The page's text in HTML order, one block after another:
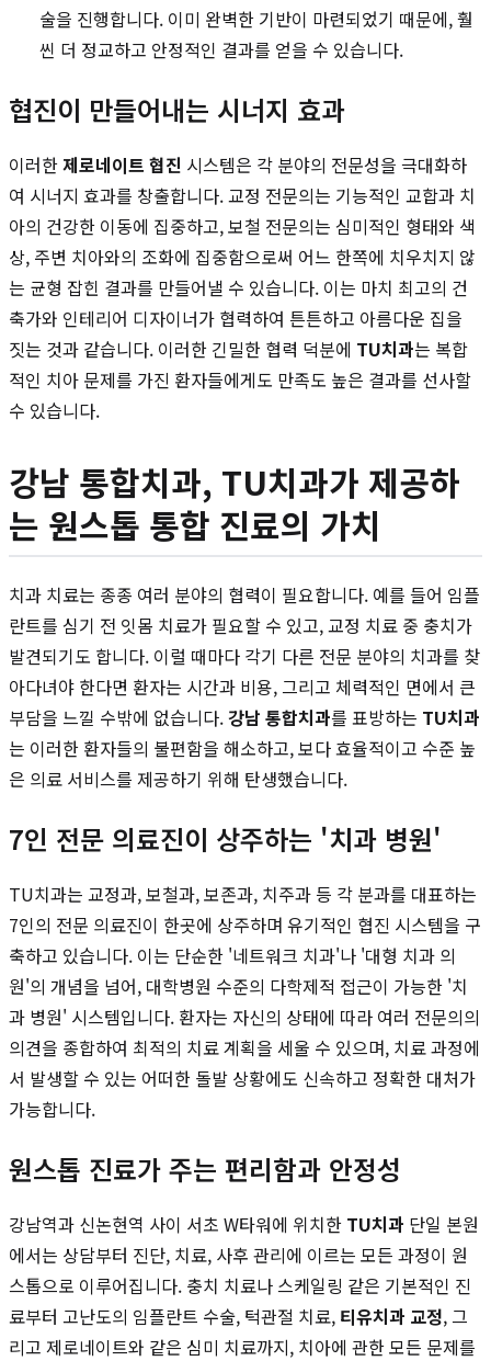
술을 진행합니다. 이미 완벽한 기반이 마련되었기 때문에, 훨
씬 더 정교하고 안정적인 결과를 얻을 수 있습니다.
협진이 만들어내는 시너지 효과
이러한제로네이트 협진 시스템은 각 분야의 전문성을 극대화하
여 시너지 효과를 창출합니다. 교정 전문의는 기능적인 교합과 치
아의 건강한 이동에 집중하고, 보철 전문의는 심미적인 형태와 색
상, 주변 치아와의 조화에 집중함으로써 어느 한쪽에 치우치지 않
는 균형 잡힌 결과를 만들어낼 수 있습니다. 이는 마치 최고의 건
축가와 인테리어 디자이너가 협력하여 튼튼하고 아름다운 집을
짓는 것과 같습니다. 이러한 긴밀한 협력 덕분에 TU치과는 복합
적인 치아 문제를 가진 환자들에게도 만족도 높은 결과를 선사할
수 있습니다.
강남 통합치과, TU치과가 제공하
는 원스톱 통합 진료의 가치
치과 치료는 종종 여러 분야의 협력이 필요합니다. 예를 들어 임플
란트를 심기 전 잇몸 치료가 필요할 수 있고, 교정 치료 중 충치가
발견되기도 합니다. 이럴 때마다 각기 다른 전문 분야의 치과를 찾
아다녀야 한다면 환자는 시간과 비용, 그리고 체력적인 면에서 큰
부담을 느낄 수밖에 없습니다.강남 통합치과를 표방하는 TU치과
는 이러한 환자들의 불편함을 해소하고, 보다 효율적이고 수준 높
은 의료 서비스를 제공하기 위해 탄생했습니다.
7인 전문 의료진이 상주하는 '치과 병원'
TU치과는 교정과, 보철과, 보존과, 치주과 등 각 분과를 대표하는
7인의 전문 의료진이 한곳에 상주하며 유기적인 협진 시스템을 구
축하고 있습니다. 이는 단순한 '네트워크 치과'나 '대형 치과 의
원'의 개념을 넘어, 대학병원 수준의 다학제적 접근이 가능한 '치
과 병원' 시스템입니다. 환자는 자신의 상태에 따라 여러 전문의의
의견을 종합하여 최적의 치료 계획을 세울 수 있으며, 치료 과정에
서 발생할 수 있는 어떠한 돌발 상황에도 신속하고 정확한 대처가
가능합니다.
원스톱 진료가 주는 편리함과 안정성
강남역과 신논현역 사이 서초 W타워에 위치한 TU치과 단일 본원
에서는 상담부터 진단, 치료, 사후 관리에 이르는 모든 과정이 원
스톱으로 이루어집니다. 충치 치료나 스케일링 같은 기본적인 진
료부터 고난도의 임플란트 수술, 턱관절 치료, 티유치과 교정, 그
리고 제로네이트와 같은 심미 치료까지, 치아에 관한 모든 문제를